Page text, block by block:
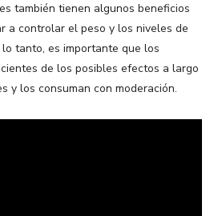
también tienen algunos beneficios
a controlar el peso y los niveles de
tanto, es importante que los
de los posibles efectos a largo
y los consuman con moderación.